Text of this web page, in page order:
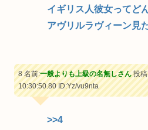
イギリス人彼女ってど
アヴリルラヴィーン見
8 名前:一般よりも上級の名無しさん投稿
10:30:50.80ID:Yz/vu9nta
>>4